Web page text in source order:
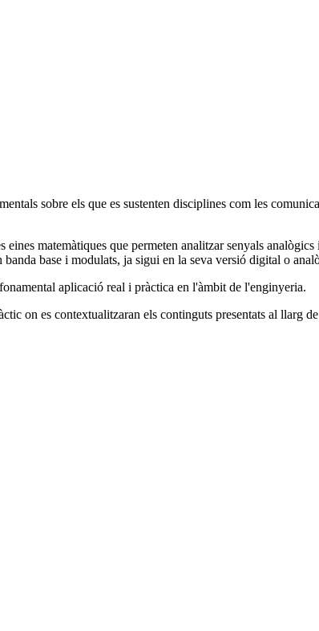
sobre els que es sustenten disciplines com les
matemàtiques que permeten analitzar senyals
base i modulats, ja sigui en la seva versió digital o
aplicació real i pràctica en l'àmbit de l'enginyeria.
on es contextualitzaran els continguts presentats al llarg